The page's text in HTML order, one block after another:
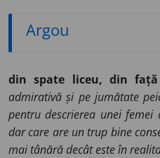
Argou
din spate liceu, din față
admirativă și pe jumătate
pentru descrierea unei femei
dar care are un trup bine
mai tânără decât este în